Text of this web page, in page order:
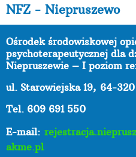
NFZ - Niepruszewo
Ośrodek środowiskowej
psychoterapeutycznej dla
Niepruszewie – I poziom
ul. Starowiejska 19, 64-
Tel. 609 691 550
E-mail:
akme.pl